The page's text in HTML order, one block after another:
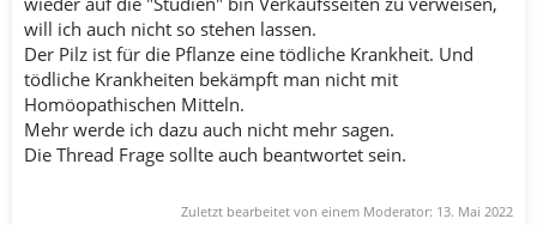
will ich auch nicht so stehen lassen.
Der Pilz ist für die Pflanze eine tödliche Krankheit. Und
tödliche Krankheiten bekämpft man nicht mit
Homöopathischen Mitteln.
Mehr werde ich dazu auch nicht mehr sagen.
Die Thread Frage sollte auch beantwortet sein.
Zuletzt bearbeitet von einem Moderator: 13. Mai 2022